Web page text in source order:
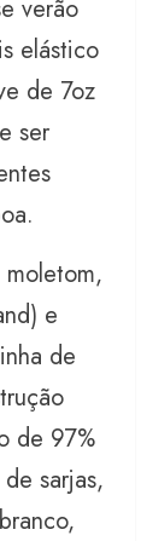
verão
elástico
de 7oz
ser
e
de
de 97%
sarjas,